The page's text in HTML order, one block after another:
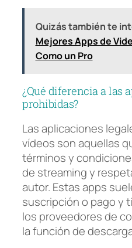
Quizás también te
Mejores Apps de
Como un Pro
¿Qué diferencia a las
prohibidas?
Las aplicaciones
vídeos son aquellas
términos y
de streaming y
autor. Estas apps
suscripción o pago y
los proveedores de
la función de